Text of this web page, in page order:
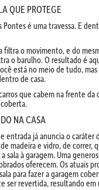
QUE PROTEGE
Pontes é uma travessa. E
filtra o movimento, e do
o barulho. O resultado é
está no meio de tudo,
de casa.
que cabem na frente da
NA CASA
entrada já anuncia o caráter
madeira e vidro, de correr,
sala à garagem. Uma
oferecem. Os atuais
para fazer a garagem
ser revertida, resultando em